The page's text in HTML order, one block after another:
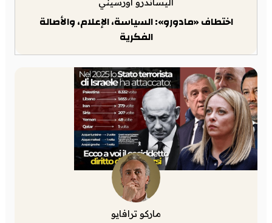
اختطاف «مادورو»: السياسة، الإعلام، والأصالة
الفكرية
ماركو ترافايو